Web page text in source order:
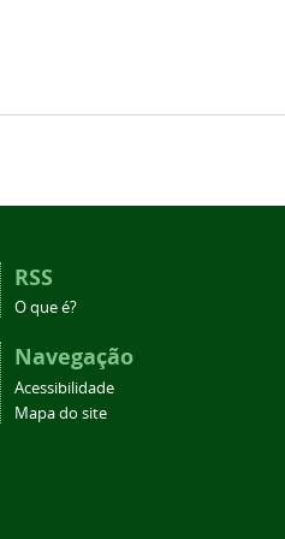
RSS
O que é?
Navegação
Acessibilidade
Mapa do site